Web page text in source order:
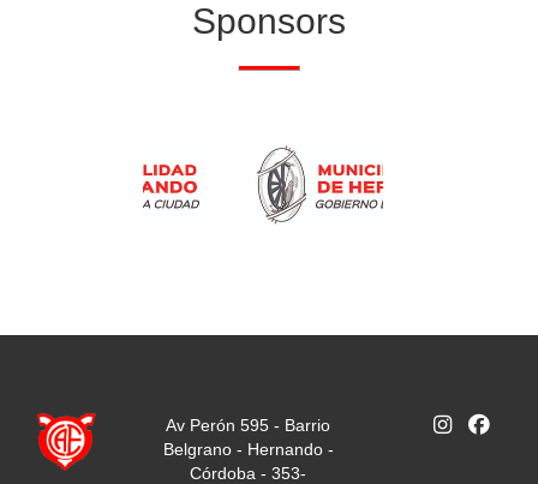
Sponsors
Av Perón 595 - Barrio
Belgrano - Hernando -
Córdoba - 353-